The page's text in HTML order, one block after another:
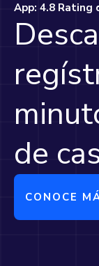
App: 4.8 Rating
de
CONOCE